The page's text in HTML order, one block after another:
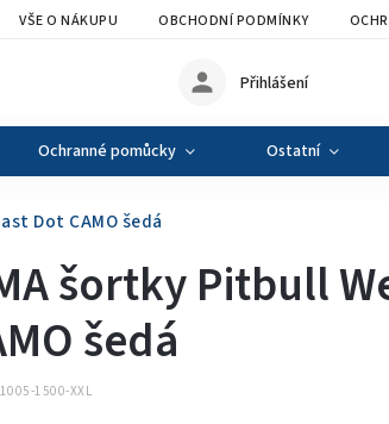
VŠE O NÁKUPU OBCHODNÍ PODMÍNKY
Přihlášení
Ochranné pomůcky Ostatní
Dot CAMO šedá
šortky Pitbull
šedá
1500-XXL